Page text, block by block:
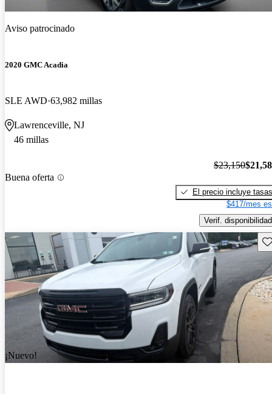
Aviso patrocinado
2020 GMC Acadia
SLE AWD 63,982 millas
Lawrenceville, NJ
46 millas
Buena oferta
$23,150
El precio incluye tasas
$417/mes
Verif. disponibilidad
¡Nuevo!